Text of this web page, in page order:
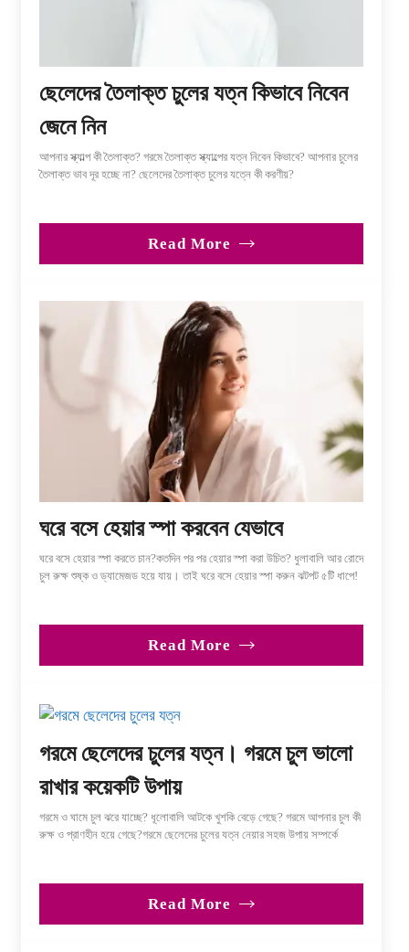
ছেলেদের তৈলাক্ত চুলের যত্ন কিভাবে নিবেন
জেনে নিন
আপনার স্ক্যাল্প কী তৈলাক্ত? গরমে তৈলাক্ত স্ক্যাল্পের যত্ন নিবেন কিভাবে? আপনার চুলের
তৈলাক্ত ভাব দূর হচ্ছে না? ছেলেদের তৈলাক্ত চুলের যত্নে কী করণীয়?
Read More
ঘরে বসে হেয়ার স্পা করবেন যেভাবে
ঘরে বসে হেয়ার স্পা করতে চান?কতদিন পর পর হেয়ার স্পা করা উচিত? ধুলাবালি আর রোদে
চুল রুক্ষ শুষ্ক ও ড্যামেজড হয়ে যায়। তাই ঘরে বসে হেয়ার স্পা করুন ঝটপট ৫টি ধাপে!
Read More
গরমে ছেলেদের চুলের যত্ন। গরমে চুল ভালো
রাখার কয়েকটি উপায়
গরমে ও ঘামে চুল ঝরে যাচ্ছে? ধূলোবালি আটকে খুশকি বেড়ে গেছে? গরমে আপনার চুল কী
রুক্ষ ও প্রাণহীন হয়ে গেছে?গরমে ছেলেদের চুলের যত্ন নেয়ার সহজ উপায় সম্পর্কে
Read More